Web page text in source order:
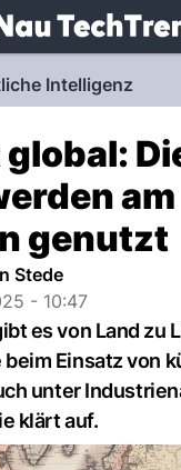
NAU.ch
Intelligenz
global:
am
genutzt
Stede
- 10:47
es von Land zu
Einsatz von
unter
klärt auf.